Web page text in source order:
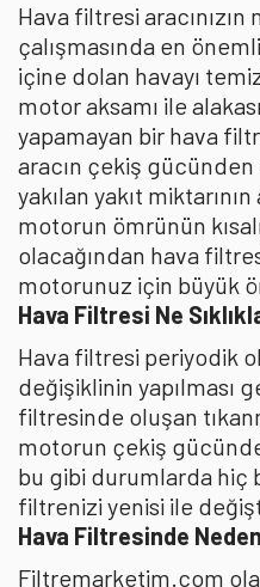
Hava filtresi
çalışmasında en
içine dolan havayı
motor aksamı ile
yapamayan bir hava
aracın çekiş
yakılan yakıt
motorun ömrünün
olacağından hava
motorunuz için büyük
Hava Filtresi Ne
Hava filtresi periyodik
değişiklinin yapılması
filtresinde oluşan
motorun çekiş
bu gibi durumlarda hiç
filtrenizi yenisi ile
Hava Filtresinde
Filtremarketim.com